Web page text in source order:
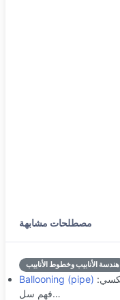
مصطلحات مشابهة
هندسة الأنابيب وخطوط الأنابيب
Ballooning (pipe)
فهم سل…